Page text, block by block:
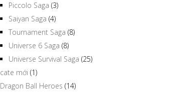
Piccolo Saga (3)
Saiyan Saga (4)
Tournament Saga (8)
Universe 6 Saga (8)
Universe Survival Saga (25)
cate mới (1)
Dragon Ball Heroes (14)